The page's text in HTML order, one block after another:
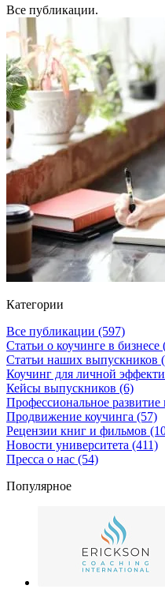
Все публикации.
Категории
Все публикации (597)
Статьи о коучинге в бизнесе
Статьи наших выпускников
Коучинг для личной
Кейсы выпускников (6)
Профессиональное развитие
Продвижение коучинга (57)
Рецензии книг и фильмов
Новости университета (411)
Пресса о нас (54)
Популярное